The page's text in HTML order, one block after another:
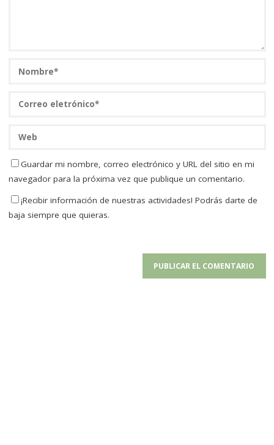
Guardar mi nombre, correo electrónico y URL del sitio en mi
navegador para la próxima vez que publique un comentario.
¡Recibir información de nuestras actividades! Podrás darte de
baja siempre que quieras.